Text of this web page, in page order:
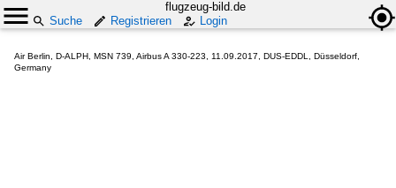
flugzeug-bild.de
Suche
Registrieren Login
Air Berlin, D-ALPH, MSN 739, Airbus A 330-223, 11.09.2017, DUS-EDDL, Düsseldorf,
Germany